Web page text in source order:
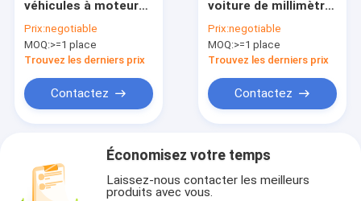
véhicules à moteur
filtre de 32-1100mm
ont informatisé
Prix:negotiable
MOQ:>=1 place
Trouvez les derniers prix
Contactez
voiture de millimètre
filtre de machine
plissant le poids
700kg
Prix:negotiable
MOQ:>=1 place
Trouvez les derniers prix
Contactez
Économisez votre temps
Laissez-nous contacter les meilleurs
produits avec vous.